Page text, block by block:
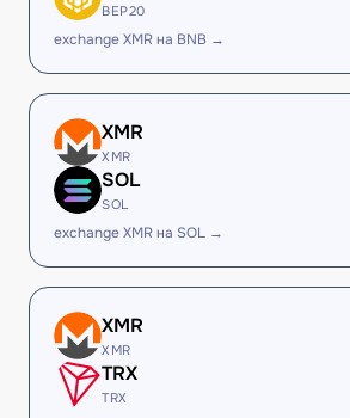
BEP20
exchange XMR на BNB →
XMR
XMR
SOL
SOL
exchange XMR на SOL →
XMR
XMR
TRX
TRX